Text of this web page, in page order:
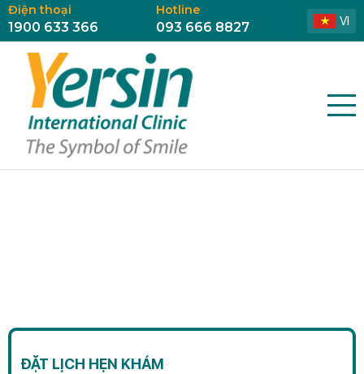
Điện thoại
1900 633 366
Hotline
093 666 8827 VI
ĐẶT LỊCH HẸN KHÁM